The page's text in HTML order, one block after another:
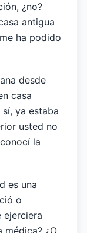
¿no?
antigua
ha podido
desde
casa
ya estaba
usted no
la
es una
o
ejerciera
médica? ¿O